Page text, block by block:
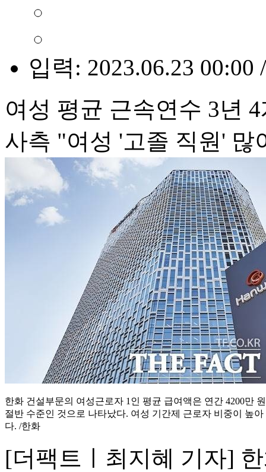
입력: 2023.06.23 00:00
여성 평균 근속연수 3년
사측 "여성 '고졸 직원' 많
한화 건설부문의 여성근로자 1인 평균 급여액은 연간 4200만
절반 수준인 것으로 나타났다. 여성 기간제 근로자 비중이 높
다. /한화
[더팩트ㅣ최지혜 기자]